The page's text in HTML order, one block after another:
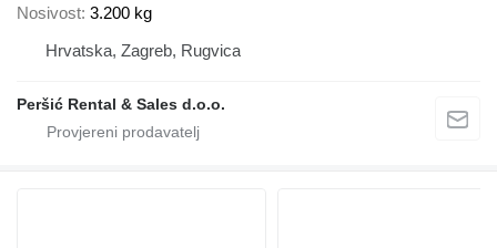
Nosivost 3.200 kg
Hrvatska, Zagreb, Rugvica
Peršić Rental & Sales d.o.o.